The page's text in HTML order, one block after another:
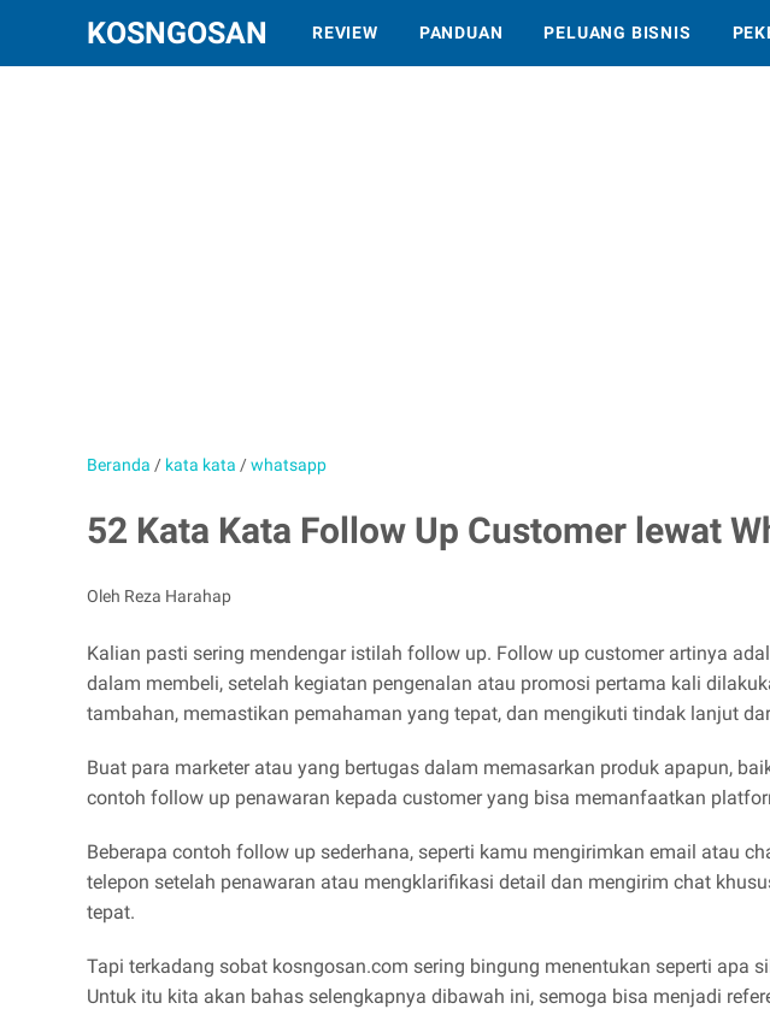
KOSNGOSAN REVIEW PANDUAN PELUANG BISNIS
Beranda / kata kata /whatsapp
52 Kata Kata Follow Up Customer lewat
Oleh Reza Harahap
Kalian pasti sering mendengar istilah follow up. Follow up customer artinya
dalam membeli, setelah kegiatan pengenalan atau promosi pertama kali
tambahan, memastikan pemahaman yang tepat, dan mengikuti tindak lanjut
Buat para marketer atau yang bertugas dalam memasarkan produk apapun,
contoh follow up penawaran kepada customer yang bisa memanfaatkan
Beberapa contoh follow up sederhana, seperti kamu mengirimkan email atau
telepon setelah penawaran atau mengklarifikasi detail dan mengirim chat
tepat.
Tapi terkadang sobat kosngosan.com sering bingung menentukan seperti
Untuk itu kita akan bahas selengkapnya dibawah ini, semoga bisa menjadi